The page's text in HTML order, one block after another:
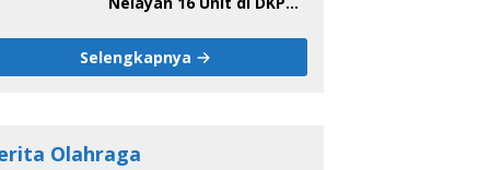
Tersangka
Selengkapnya
Olahraga